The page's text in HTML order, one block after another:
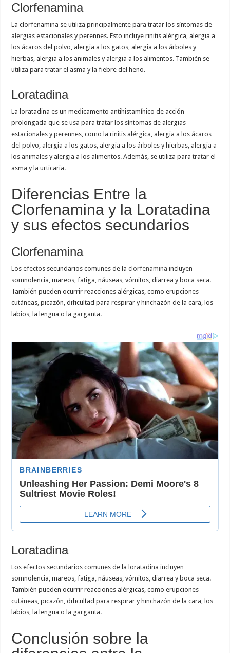
Clorfenamina
La clorfenamina se utiliza principalmente para tratar los síntomas de
alergias estacionales y perennes. Esto incluye rinitis alérgica, alergia a
los ácaros del polvo, alergia a los gatos, alergia a los árboles y
hierbas, alergia a los animales y alergia a los alimentos. También se
utiliza para tratar el asma y la fiebre del heno.
Loratadina
La loratadina es un medicamento antihistamínico de acción
prolongada que se usa para tratar los síntomas de alergias
estacionales y perennes, como la rinitis alérgica, alergia a los ácaros
del polvo, alergia a los gatos, alergia a los árboles y hierbas, alergia a
los animales y alergia a los alimentos. Además, se utiliza para tratar el
asma y la urticaria.
Diferencias Entre la
Clorfenamina y la Loratadina
y sus efectos secundarios
Clorfenamina
Los efectos secundarios comunes de laclorfenamina incluyen
somnolencia, mareos, fatiga, náuseas, vómitos, diarrea y boca seca.
También pueden ocurrir reacciones alérgicas, como erupciones
cutáneas, picazón, dificultad para respirar y hinchazón de la cara, los
labios, la lengua o la garganta.
Loratadina
Los efectos secundarios comunes de la loratadina incluyen
somnolencia, mareos, fatiga, náuseas, vómitos, diarrea y boca seca.
También pueden ocurrir reacciones alérgicas, como erupciones
cutáneas, picazón, dificultad para respirar y hinchazón de la cara, los
labios, la lengua o la garganta.
Conclusión sobre la